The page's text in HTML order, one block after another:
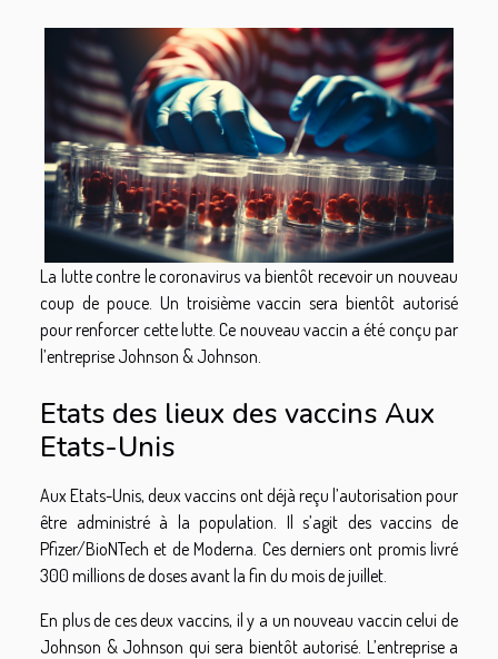
La lutte contre le coronavirus va bientôt recevoir un nouveau
coup de pouce. Un troisième vaccin sera bientôt autorisé
pour renforcer cette lutte. Ce nouveau vaccin a été conçu par
l’entreprise Johnson & Johnson.
Etats des lieux des vaccins Aux
Etats-Unis
Aux Etats-Unis, deux vaccins ont déjà reçu l’autorisation pour
être administré à la population. Il s’agit des vaccins de
Pfizer/BioNTech et de Moderna. Ces derniers ont promis livré
300 millions de doses avant la fin du mois de juillet.
En plus de ces deux vaccins, il y a un nouveau vaccin celui de
Johnson & Johnson qui sera bientôt autorisé. L’entreprise a